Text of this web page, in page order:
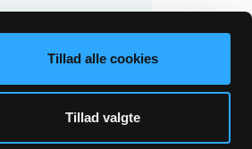
Tillad alle cookies
Tillad valgte